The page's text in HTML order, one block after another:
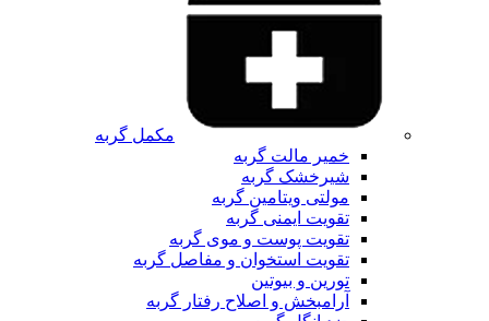
مکمل گربه
خمیر مالت گربه
شیرخشک گربه
مولتی ویتامین گربه
تقویت ایمنی گربه
تقویت پوست و موی گربه
تقویت استخوان و مفاصل گربه
تورین و بیوتین
آرامبخش و اصلاح رفتار گربه